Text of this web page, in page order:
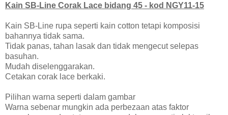
Kain SB-Line Corak Lace bidang 45 - kod NGY11-15
Kain SB-Line rupa seperti kain cotton tetapi komposisi
bahannya tidak sama.
Tidak panas, tahan lasak dan tidak mengecut selepas
basuhan.
Mudah diselenggarakan.
Cetakan corak lace berkaki.
Pilihan warna seperti dalam gambar
Warna sebenar mungkin ada perbezaan atas faktor